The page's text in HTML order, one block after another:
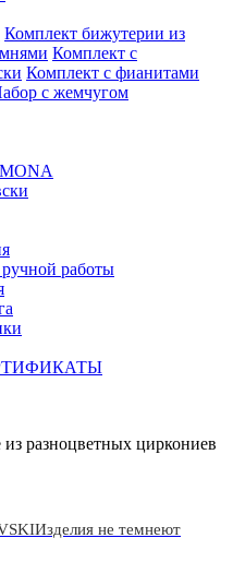
Комплект бижутерии из
Комплект с
Комплект с фианитами
с жемчугом
работы
из разноцветных циркониев
Изделия не темнеют